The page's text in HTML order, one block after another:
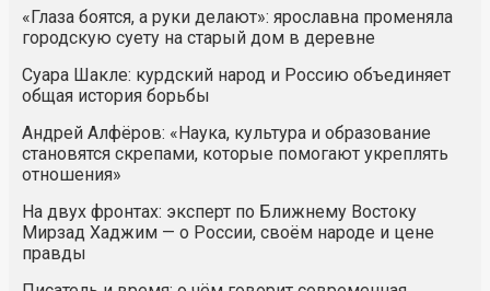
«Глаза боятся, а руки делают»: ярославна променяла
городскую суету на старый дом в деревне
Суара Шакле: курдский народ и Россию объединяет
общая история борьбы
Андрей Алфёров: «Наука, культура и образование
становятся скрепами, которые помогают укреплять
отношения»
На двух фронтах: эксперт по Ближнему Востоку
Мирзад Хаджим — о России, своём народе и цене
правды